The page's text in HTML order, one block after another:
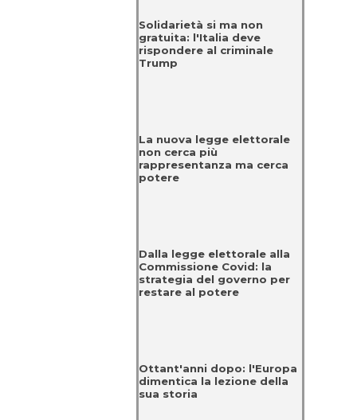
Solidarietà si ma non
gratuita: l'Italia deve
rispondere al criminale
Trump
La nuova legge elettorale
non cerca più
rappresentanza ma cerca
potere
Dalla legge elettorale alla
Commissione Covid: la
strategia del governo per
restare al potere
Ottant'anni dopo: l'Europa
dimentica la lezione della
sua storia